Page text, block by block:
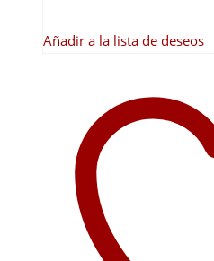
Añadir a la lista de deseos